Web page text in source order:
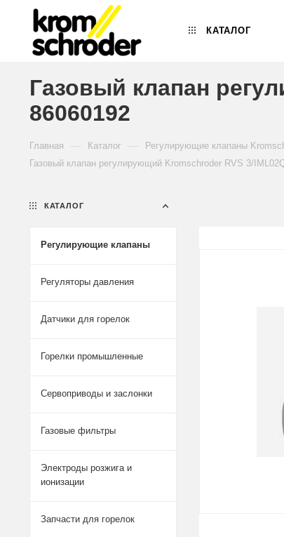
КАТАЛОГ
Газовый клапан
86060192
Главная Каталог Регулирующие клапаны
Газовый клапан регулирующий Kromschroder RVS 3/
КАТАЛОГ
Регулирующие клапаны
Регуляторы давления
Датчики для горелок
Горелки промышленные
Сервоприводы и заслонки
Газовые фильтры
Электроды розжига и
ионизации
Запчасти для горелок